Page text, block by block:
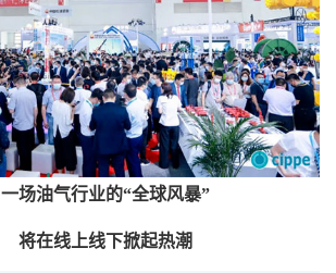
一场油气行业的“全球风暴”
将在线上线下掀起热潮